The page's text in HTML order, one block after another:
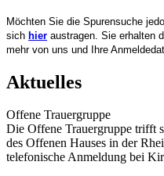
Möchten Sie die Spurensuche
sich hier austragen. Sie erhalten
mehr von uns und Ihre
Aktuelles
Offene Trauergruppe
Die Offene Trauergruppe trifft
des Offenen Hauses in der
telefonische Anmeldung bei